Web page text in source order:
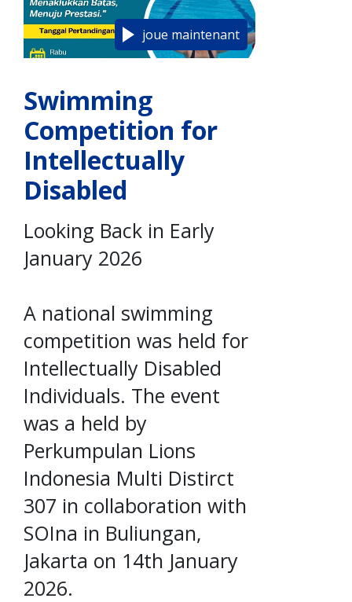
joue maintenant
Swimming
Competition for
Intellectually
Disabled
Looking Back in Early
January 2026
A national swimming
competition was held for
Intellectually Disabled
Individuals. The event
was a held by
Perkumpulan Lions
Indonesia Multi Distirct
307 in collaboration with
SOIna in Buliungan,
Jakarta on 14th January
2026.